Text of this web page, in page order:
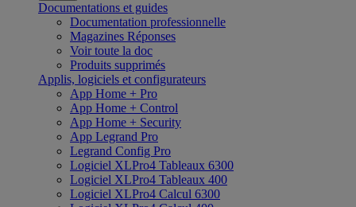
Documentations et guides
Documentation professionnelle
Magazines Réponses
Voir toute la doc
Produits supprimés
Applis, logiciels et configurateurs
App Home + Pro
App Home + Control
App Home + Security
App Legrand Pro
Legrand Config Pro
Logiciel XLPro4 Tableaux 6300
Logiciel XLPro4 Tableaux 400
Logiciel XLPro4 Calcul 6300